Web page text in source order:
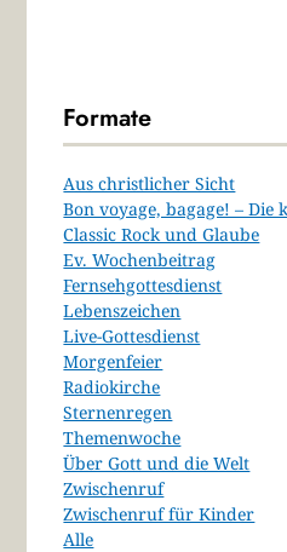
Formate
Aus christlicher Sicht
Bon voyage, bagage! – Die
Classic Rock und Glaube
Ev. Wochenbeitrag
Fernsehgottesdienst
Lebenszeichen
Live-Gottesdienst
Morgenfeier
Radiokirche
Sternenregen
Themenwoche
Über Gott und die Welt
Zwischenruf
Zwischenruf für Kinder
Alle